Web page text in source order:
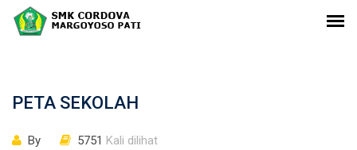
PETA SEKOLAH
By 5751 Kali dilihat